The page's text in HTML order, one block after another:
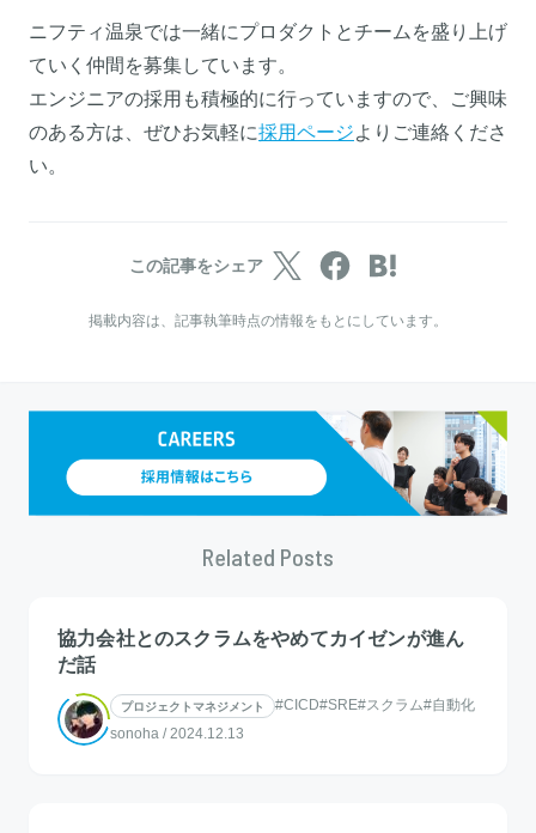
ニフティ温泉では一緒にプロダクトとチームを盛り上げ
ていく仲間を募集しています。
エンジニアの採用も積極的に行っていますので、ご興味
のある方は、ぜひお気軽に採用ページよりご連絡くださ
い。
この記事をシェア
掲載内容は、記事執筆時点の情報をもとにしています。
Related Posts
協力会社とのスクラムをやめてカイゼンが進ん
だ話
プロジェクトマネジメント #CICD#SRE#スクラム#自動化
sonoha / 2024.12.13